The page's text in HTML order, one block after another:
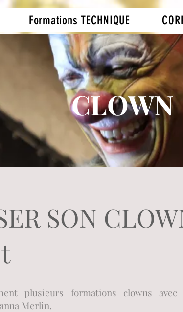
Formations TECHNIQUE
CLOWN
SON
plusieurs formations clowns
Merlin.